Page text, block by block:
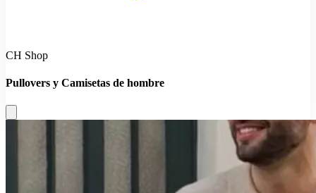
CH Shop
Pullovers y Camisetas de hombre